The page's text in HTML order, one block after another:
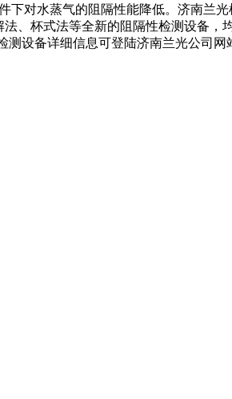
对水蒸气的阻隔性能降低。济南兰
、杯式法等全新的阻隔性检测设备，
设备详细信息可登陆济南兰光公司